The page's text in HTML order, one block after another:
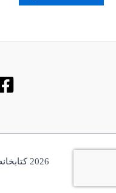
2026 کتابخانه‌ی مهرگان ©Copyright